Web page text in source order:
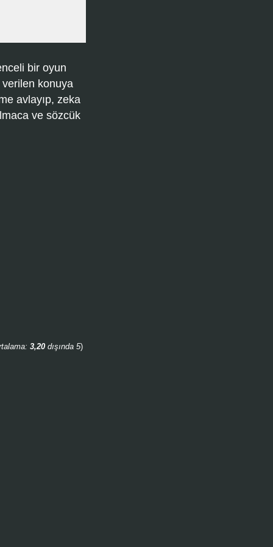
bir oyun
konuya
avlayıp, zeka
ve sözcük
3,20 dışında 5)